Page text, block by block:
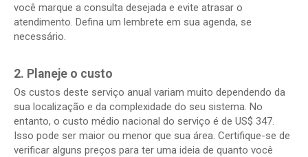
você marque a consulta desejada e evite atrasar o
atendimento. Defina um lembrete em sua agenda, se
necessário.
2. Planeje o custo
Os custos deste serviço anual variam muito dependendo da
sua localização e da complexidade do seu sistema. No
entanto, o custo médio nacional do serviço é de US$ 347.
Isso pode ser maior ou menor que sua área. Certifique-se de
verificar alguns preços para ter uma ideia de quanto você